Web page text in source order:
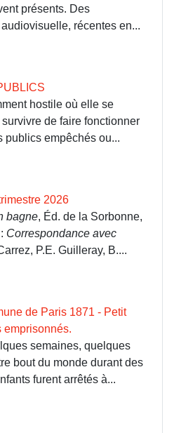
présents. Des
récentes en...
hostile où elle se
de faire fonctionner
publics empêchés ou...
2026
bagne, Éd. de la Sorbonne,
Correspondance avec
P.E. Guilleray, B....
de Paris 1871 - Petit
emprisonnés.
semaines, quelques
bout du monde durant des
furent arrêtés à...